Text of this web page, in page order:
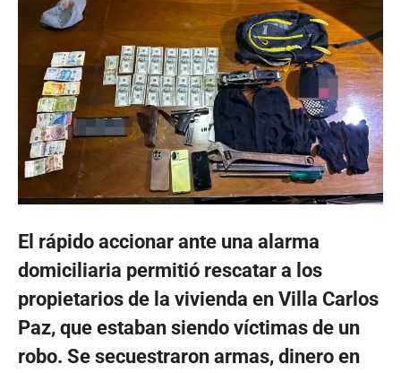
El rápido accionar ante una alarma
domiciliaria permitió rescatar a los
propietarios de la vivienda en Villa Carlos
Paz, que estaban siendo víctimas de un
robo. Se secuestraron armas, dinero en